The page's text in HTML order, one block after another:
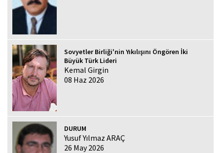
Sovyetler Birliği'nin Yıkılışını Öngören İki
Büyük Türk Lideri
Kemal Girgin
08 Haz 2026
DURUM
Yusuf Yılmaz ARAÇ
26 May 2026